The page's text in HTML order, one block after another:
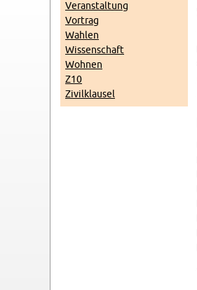
Ver­an­stal­tung
Vor­trag
Wah­len
Wis­sen­schaft
Woh­nen
Z10
Zi­vil­klau­sel